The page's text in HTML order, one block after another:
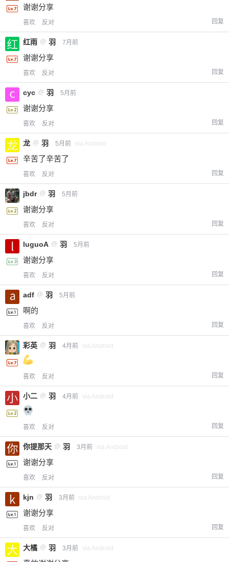
谢谢分享
喜欢 反对 回复
红雨 @ 羽 7月前
谢谢分享
喜欢 反对 回复
cyc @ 羽 5月前
谢谢分享
喜欢 反对 回复
龙 @ 羽 5月前 via Android
辛苦了辛苦了
喜欢 反对 回复
jbdr @ 羽 5月前
谢谢分享
喜欢 反对 回复
luguoA @ 羽 5月前
谢谢分享
喜欢 反对 回复
adf @ 羽 5月前
啊的
喜欢 反对 回复
彩英 @ 羽 4月前 via Android
喜欢 反对 回复
小二 @ 羽 4月前 via Android
喜欢 反对 回复
你提那天 @ 羽 3月前 via Android
谢谢分享
喜欢 反对 回复
kjn @ 羽 3月前 via Android
谢谢分享
喜欢 反对 回复
大橘 @ 羽 3月前 via Android